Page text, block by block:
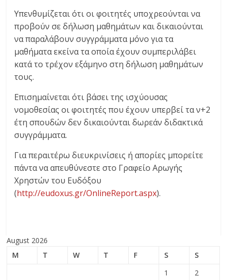
Υπενθυμίζεται ότι οι φοιτητές υποχρεούνται να
προβούν σε δήλωση μαθημάτων και δικαιούνται
να παραλάβουν συγγράμματα μόνο για τα
μαθήματα εκείνα τα οποία έχουν συμπεριλάβει
κατά το τρέχον εξάμηνο στη δήλωση μαθημάτων
τους.
Επισημαίνεται ότι βάσει της ισχύουσας
νομοθεσίας οι φοιτητές που έχουν υπερβεί τα ν+2
έτη σπουδών δεν δικαιούνται δωρεάν διδακτικά
συγγράμματα.
Για περαιτέρω διευκρινίσεις ή απορίες μπορείτε
πάντα να απευθύνεστε στο Γραφείο Αρωγής
Χρηστών του Ευδόξου
(http://eudoxus.gr/OnlineReport.aspx).
August 2026
M
T W T F S
S
1
2